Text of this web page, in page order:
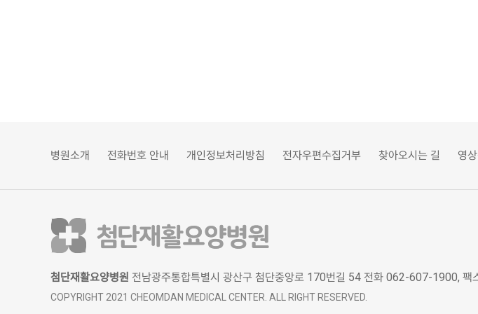
병원소개 전화번호 안내 개인정보처리방침 전자우편수집거부 찾아오시는 길 영
첨단재활요양병원 전남광주통합특별시 광산구 첨단중앙로 170번길 54 전화 062-607-1900, 팩
COPYRIGHT 2021 CHEOMDAN MEDICAL CENTER. ALL RIGHT RESERVED.